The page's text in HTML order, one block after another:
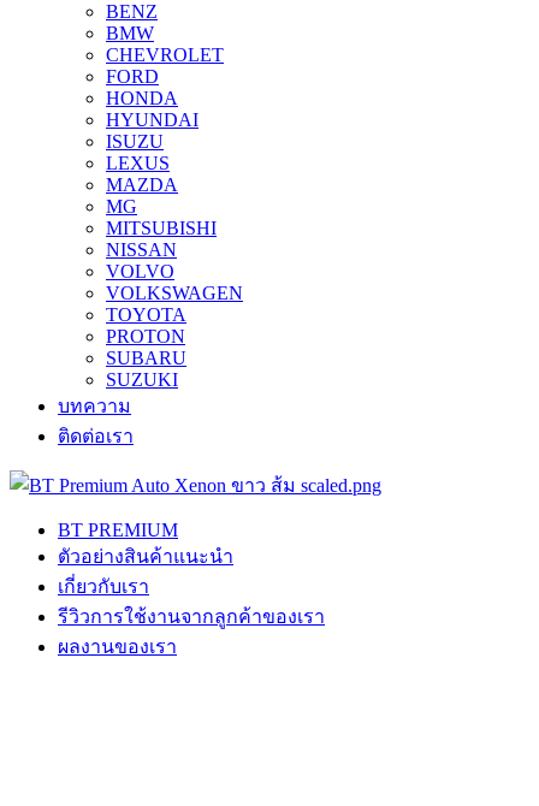
BENZ
BMW
CHEVROLET
FORD
HONDA
HYUNDAI
ISUZU
LEXUS
MAZDA
MG
MITSUBISHI
NISSAN
VOLVO
VOLKSWAGEN
TOYOTA
PROTON
SUBARU
SUZUKI
บทความ
ติดต่อเรา
BT PREMIUM
ตัวอย่างสินค้าแนะนำ
เกี่ยวกับเรา
รีวิวการใช้งานจากลูกค้าของเรา
ผลงานของเรา